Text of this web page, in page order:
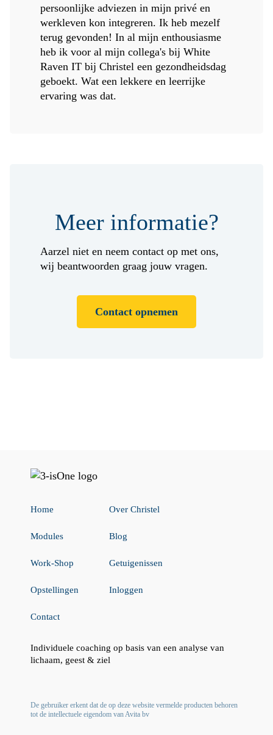
persoonlijke adviezen in mijn privé en
werkleven kon integreren. Ik heb mezelf
terug gevonden! In al mijn enthousiasme
heb ik voor al mijn collega's bij White
Raven IT bij Christel een gezondheidsdag
geboekt. Wat een lekkere en leerrijke
ervaring was dat.
Meer informatie?
Aarzel niet en neem contact op met ons,
wij beantwoorden graag jouw vragen.
Contact opnemen
Individuele coaching op basis van een analyse van
lichaam, geest & ziel
De gebruiker erkent dat de op deze website vermelde producten behoren
tot de intellectuele eigendom van Avita bv
Home
Modules
Work-Shop
Opstellingen
Contact
Over Christel
Blog
Getuigenissen
Inloggen